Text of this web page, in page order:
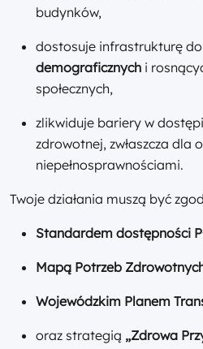
budynków,
dostosuje infrastrukturę do
demograficznych i
społecznych,
zlikwiduje bariery w
zdrowotnej, zwłaszcza dla
niepełnosprawnościami.
Twoje działania muszą być
Standardem dostępności
Mapą Potrzeb
Wojewódzkim Planem
oraz strategią „Zdrowa